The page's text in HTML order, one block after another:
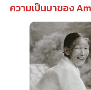
ความเป็นมาของ